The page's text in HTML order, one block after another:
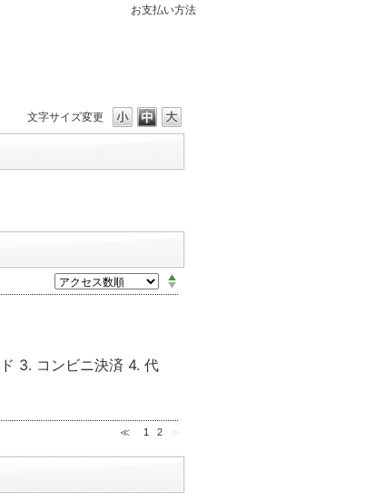
お支払い方法
文字サイズ変更
3. コンビニ決済 4. 代
≪ 1 2